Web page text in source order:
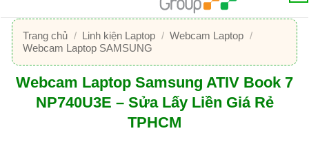
Trang chủ / Linh kiện Laptop / Webcam Laptop /
Webcam Laptop SAMSUNG
Webcam Laptop Samsung ATIV Book 7
NP740U3E – Sửa Lấy Liền Giá Rẻ
TPHCM